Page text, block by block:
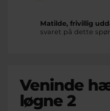
Matilde, frivillig
svaret på dette
Veninde
løgne 2